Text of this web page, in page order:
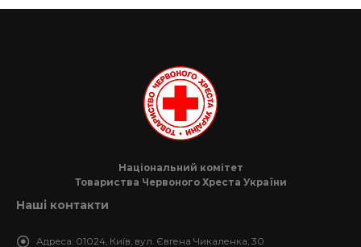
Національний комітет
Товариства Червоного Хреста України
Наші контакти
Адреса: 01024, Київ, вул. Євгена Чикаленка, 30